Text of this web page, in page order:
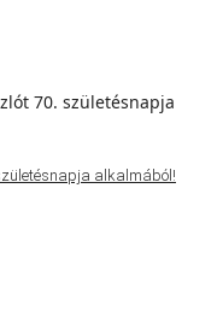
alkalmából!